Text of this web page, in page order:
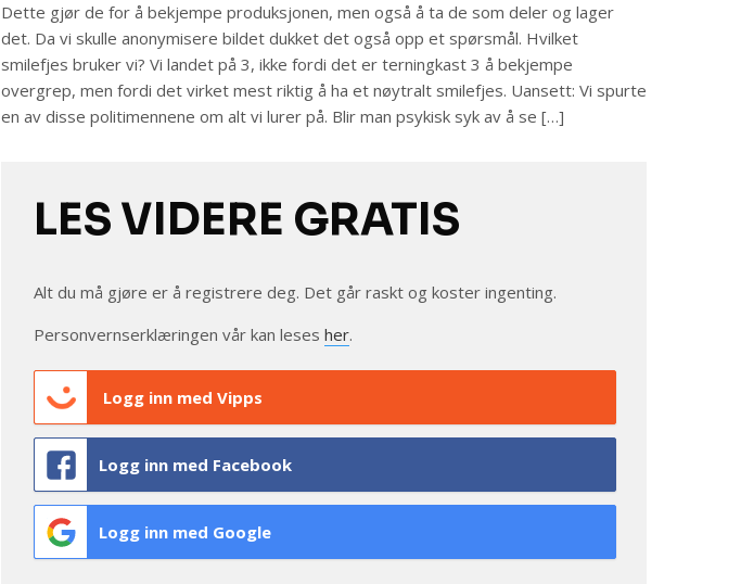
Dette gjør de for å bekjempe produksjonen, men også å ta de som deler og lager
det. Da vi skulle anonymisere bildet dukket det også opp et spørsmål. Hvilket
smilefjes bruker vi? Vi landet på 3, ikke fordi det er terningkast 3 å bekjempe
overgrep, men fordi det virket mest riktig å ha et nøytralt smilefjes. Uansett: Vi spurte
en av disse politimennene om alt vi lurer på. Blir man psykisk syk av å se […]
LES VIDERE GRATIS
Alt du må gjøre er å registrere deg. Det går raskt og koster ingenting.
Personvernserklæringen vår kan leses her.
Logg inn med Vipps
Logg inn med Facebook
Logg inn med Google